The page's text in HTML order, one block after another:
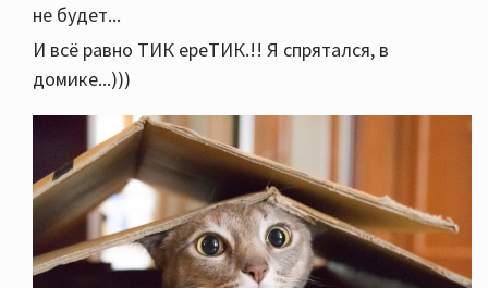
не будет...
И всё равно ТИК ереТИК.!! Я спрятался, в
домике...)))